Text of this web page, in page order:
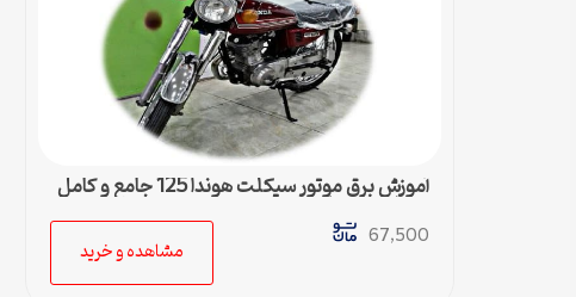
آموزش برق موتور سیکلت هوندا 125 جامع و کامل
همراه مسیریابی سیستم برق
67,500
مشاهده و خرید